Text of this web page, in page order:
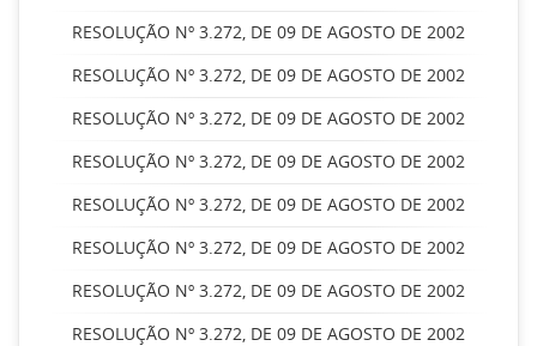
RESOLUÇÃO Nº 3.272, DE 09 DE AGOSTO DE 2002
RESOLUÇÃO Nº 3.272, DE 09 DE AGOSTO DE 2002
RESOLUÇÃO Nº 3.272, DE 09 DE AGOSTO DE 2002
RESOLUÇÃO Nº 3.272, DE 09 DE AGOSTO DE 2002
RESOLUÇÃO Nº 3.272, DE 09 DE AGOSTO DE 2002
RESOLUÇÃO Nº 3.272, DE 09 DE AGOSTO DE 2002
RESOLUÇÃO Nº 3.272, DE 09 DE AGOSTO DE 2002
RESOLUÇÃO Nº 3.272, DE 09 DE AGOSTO DE 2002